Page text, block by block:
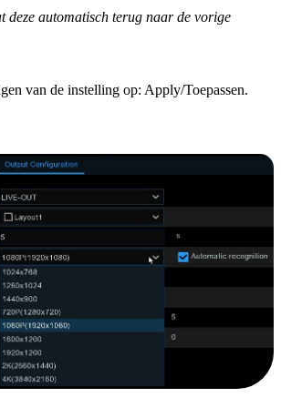
deze automatisch terug naar de vorige
van de instelling op: Apply/Toepassen.